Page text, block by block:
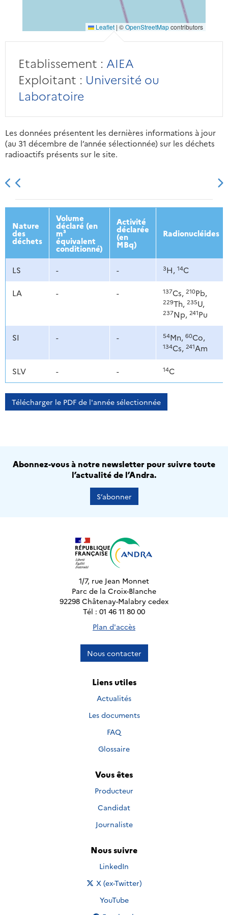
Leaflet | ©OpenStreetMapcontributors
Etablissement : AIEA
Exploitant : Université ou
Laboratoire
Les données présentent les dernières informations à jour
(au 31 décembre de l’année sélectionnée) sur les déchets
radioactifs présents sur le site.
2013 2014 2015 2016
Nature
des
déchets
Volume
déclaré (en
m³
équivalent
conditionné)
Activité
déclarée
(en
MBq)
Radionucléides
LS - - 3H, 14C
LA - - 137Cs, 210Pb,
229Th, 235U,
237Np, 241Pu
SI - - 54Mn, 60Co,
134Cs, 241Am
SLV - - 14C
Télécharger le PDF de l'année sélectionnée
Abonnez-vous à notre newsletter pour suivre toute
l’actualité de l’Andra.
S’abonner
1/7, rue Jean Monnet
Parc de la Croix-Blanche
92298 Châtenay-Malabry cedex
Tél : 01 46 11 80 00
Plan d'accès
Nous contacter
Liens utiles
Actualités
Les documents
FAQ
Glossaire
Vous êtes
Producteur
Candidat
Journaliste
Nous suivre
Nous suivre sur
LinkedIn
Nous suivre sur
X (ex-Twitter)
Nous suivre sur
YouTube